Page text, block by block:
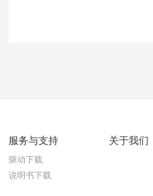
服务与支持
驱动下载
说明书下载
关于我们